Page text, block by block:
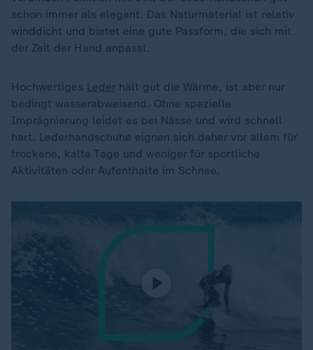
schon immer als elegant. Das Naturmaterial ist relativ
winddicht und bietet eine gute Passform, die sich mit
der Zeit der Hand anpasst.
Hochwertiges Leder hält gut die Wärme, ist aber nur
bedingt wasserabweisend. Ohne spezielle
Imprägnierung leidet es bei Nässe und wird schnell
hart. Lederhandschuhe eignen sich daher vor allem für
trockene, kalte Tage und weniger für sportliche
Aktivitäten oder Aufenthalte im Schnee.